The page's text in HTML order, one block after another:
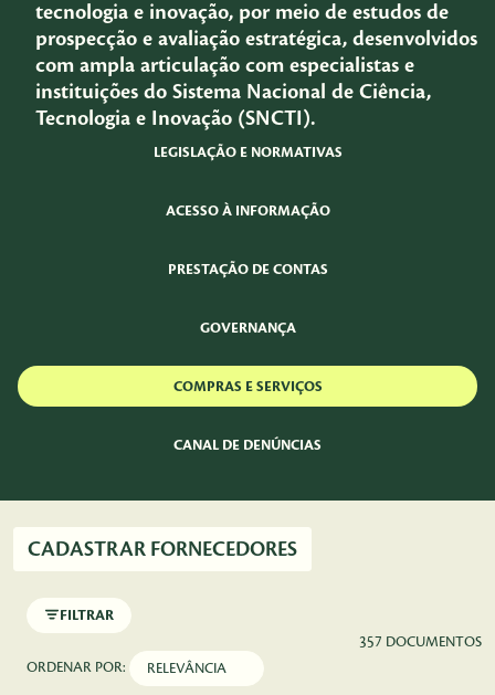
tecnologia e inovação, por meio de estudos de
prospecção e avaliação estratégica, desenvolvidos
com ampla articulação com especialistas e
instituições do Sistema Nacional de Ciência,
Tecnologia e Inovação (SNCTI).
LEGISLAÇÃO E NORMATIVAS
ACESSO À INFORMAÇÃO
PRESTAÇÃO DE CONTAS
GOVERNANÇA
COMPRAS E SERVIÇOS
CANAL DE DENÚNCIAS
CADASTRAR FORNECEDORES
FILTRAR
357 DOCUMENTOS
ORDENAR POR: